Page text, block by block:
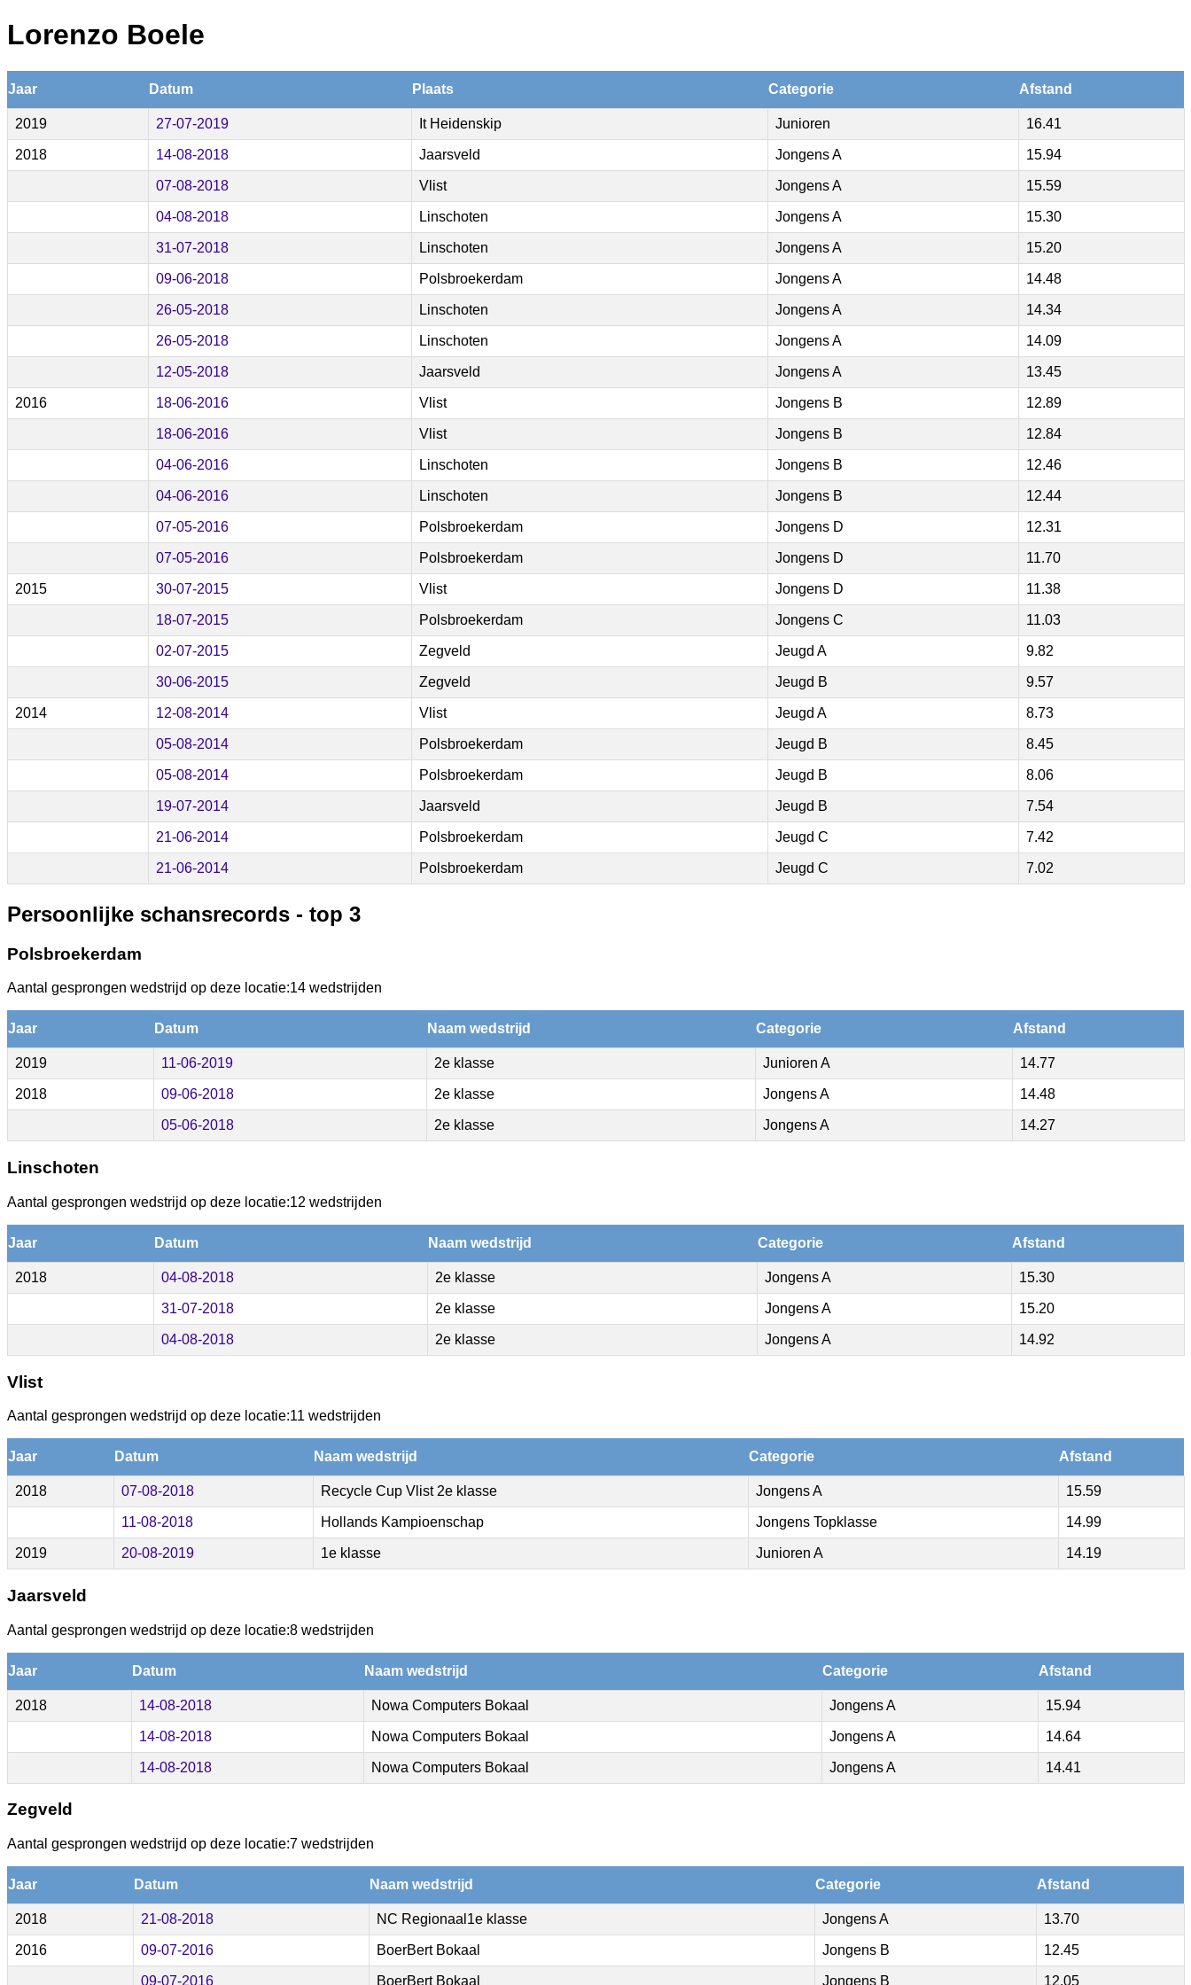
Lorenzo Boele
Jaar Datum Plaats Categorie Afstand
2019 27-07-2019 It Heidenskip Junioren 16.41
2018 14-08-2018 Jaarsveld Jongens A 15.94
07-08-2018 Vlist Jongens A 15.59
04-08-2018 Linschoten Jongens A 15.30
31-07-2018 Linschoten Jongens A 15.20
09-06-2018 Polsbroekerdam Jongens A 14.48
26-05-2018 Linschoten Jongens A 14.34
26-05-2018 Linschoten Jongens A 14.09
12-05-2018 Jaarsveld Jongens A 13.45
2016 18-06-2016 Vlist Jongens B 12.89
18-06-2016 Vlist Jongens B 12.84
04-06-2016 Linschoten Jongens B 12.46
04-06-2016 Linschoten Jongens B 12.44
07-05-2016 Polsbroekerdam Jongens D 12.31
07-05-2016 Polsbroekerdam Jongens D 11.70
2015 30-07-2015 Vlist Jongens D 11.38
18-07-2015 Polsbroekerdam Jongens C 11.03
02-07-2015 Zegveld Jeugd A 9.82
30-06-2015 Zegveld Jeugd B 9.57
2014 12-08-2014 Vlist Jeugd A 8.73
05-08-2014 Polsbroekerdam Jeugd B 8.45
05-08-2014 Polsbroekerdam Jeugd B 8.06
19-07-2014 Jaarsveld Jeugd B 7.54
21-06-2014 Polsbroekerdam Jeugd C 7.42
21-06-2014 Polsbroekerdam Jeugd C 7.02
Persoonlijke schansrecords - top 3
Polsbroekerdam
Aantal gesprongen wedstrijd op deze locatie:14 wedstrijden
Jaar Datum Naam wedstrijd Categorie Afstand
2019 11-06-2019 2e klasse Junioren A 14.77
2018 09-06-2018 2e klasse Jongens A 14.48
05-06-2018 2e klasse Jongens A 14.27
Linschoten
Aantal gesprongen wedstrijd op deze locatie:12 wedstrijden
Jaar Datum Naam wedstrijd Categorie Afstand
2018 04-08-2018 2e klasse Jongens A 15.30
31-07-2018 2e klasse Jongens A 15.20
04-08-2018 2e klasse Jongens A 14.92
Vlist
Aantal gesprongen wedstrijd op deze locatie:11 wedstrijden
Jaar Datum Naam wedstrijd Categorie Afstand
2018 07-08-2018 Recycle Cup Vlist 2e klasse Jongens A 15.59
11-08-2018 Hollands Kampioenschap Jongens Topklasse 14.99
2019 20-08-2019 1e klasse Junioren A 14.19
Jaarsveld
Aantal gesprongen wedstrijd op deze locatie:8 wedstrijden
Jaar Datum Naam wedstrijd Categorie Afstand
2018 14-08-2018 Nowa Computers Bokaal Jongens A 15.94
14-08-2018 Nowa Computers Bokaal Jongens A 14.64
14-08-2018 Nowa Computers Bokaal Jongens A 14.41
Zegveld
Aantal gesprongen wedstrijd op deze locatie:7 wedstrijden
Jaar Datum Naam wedstrijd Categorie Afstand
2018 21-08-2018 NC Regionaal1e klasse Jongens A 13.70
2016 09-07-2016 BoerBert Bokaal Jongens B 12.45
09-07-2016 BoerBert Bokaal Jongens B 12.05